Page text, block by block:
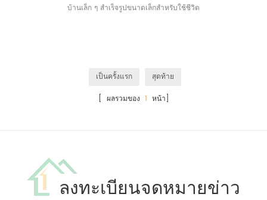
บ้านเล็ก ๆ สำเร็จรูปขนาดเล็กสำหรับใช้ชีวิต
เป็นครั้งแรก
สุดท้าย
[ ผลรวมของ 1 หน้า]
ลงทะเบียนจดหมายข่าว